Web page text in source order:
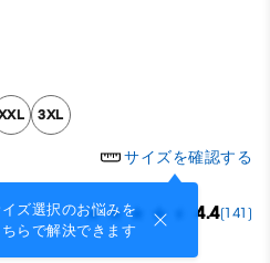
3XL
サイズを確認する
ズ選択のお悩みを
らで解決できます
4.4(141)